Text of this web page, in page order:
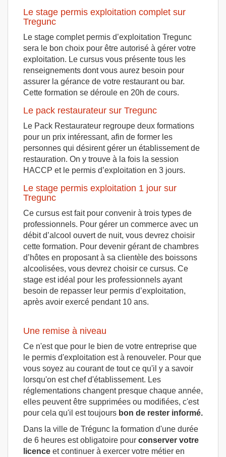
Le stage permis exploitation complet sur
Tregunc
Le stage complet permis d’exploitation Tregunc
sera le bon choix pour être autorisé à gérer votre
exploitation. Le cursus vous présente tous les
renseignements dont vous aurez besoin pour
assurer la gérance de votre restaurant ou bar.
Cette formation se déroule en 20h de cours.
Le pack restaurateur sur Tregunc
Le Pack Restaurateur regroupe deux formations
pour un prix intéressant, afin de former les
personnes qui désirent gérer un établissement de
restauration. On y trouve à la fois la session
HACCP et le permis d’exploitation en 3 jours.
Le stage permis exploitation 1 jour sur
Tregunc
Ce cursus est fait pour convenir à trois types de
professionnels. Pour gérer un commerce avec un
débit d’alcool ouvert de nuit, vous devrez choisir
cette formation. Pour devenir gérant de chambres
d’hôtes en proposant à sa clientèle des boissons
alcoolisées, vous devrez choisir ce cursus. Ce
stage est idéal pour les professionnels ayant
besoin de repasser leur permis d’exploitation,
après avoir exercé pendant 10 ans.
Une remise à niveau
Ce n'est que pour le bien de votre entreprise que
le permis d'exploitation est à renouveler. Pour que
vous soyez au courant de tout ce qu'il y a savoir
lorsqu'on est chef d'établissement. Les
réglementations changent presque chaque année,
elles peuvent être supprimées ou modifiées, c'est
pour cela qu'il est toujours bon de rester informé.
Dans la ville de Trégunc la formation d'une durée
de 6 heures est obligatoire pour conserver votre
licence et continuer à exercer votre métier en